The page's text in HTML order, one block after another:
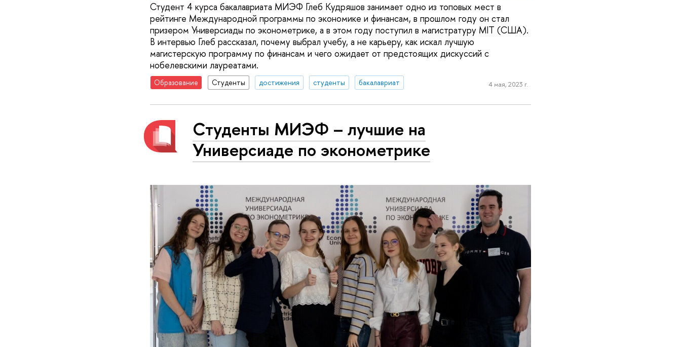
Студент 4 курса бакалавриата МИЭФ Глеб Кудряшов занимает одно из топовых мест в
рейтинге Международной программы по экономике и финансам, в прошлом году он стал
призером Универсиады по эконометрике, а в этом году поступил в магистратуру MIT (США).
В интервью Глеб рассказал, почему выбрал учебу, а не карьеру, как искал лучшую
магистерскую программу по финансам и чего ожидает от предстоящих дискуссий с
нобелевскими лауреатами.
Образование Студенты достижения студенты бакалавриат 4 мая, 2023 г.
Студенты МИЭФ – лучшие на
Универсиаде по эконометрике